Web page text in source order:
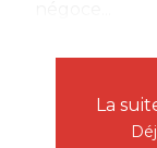
La